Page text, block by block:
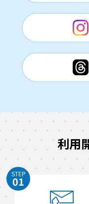
利用
STEP
01